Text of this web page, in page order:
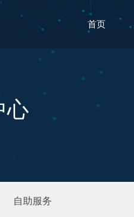
首页
心
自助服务